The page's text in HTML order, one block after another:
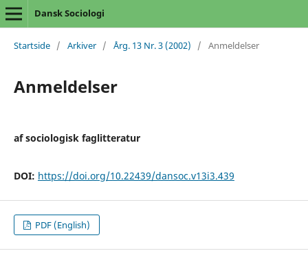
Dansk Sociologi
Startside / Arkiver / Årg. 13 Nr. 3 (2002) / Anmeldelser
Anmeldelser
af sociologisk faglitteratur
DOI: https://doi.org/10.22439/dansoc.v13i3.439
PDF (English)